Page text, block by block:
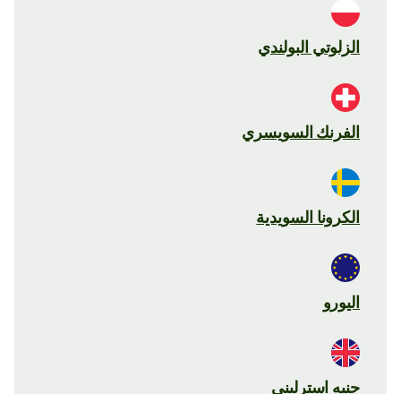
الزلوتي البولندي
الفرنك السويسري
الكرونا السويدية
اليورو
جنيه استرليني